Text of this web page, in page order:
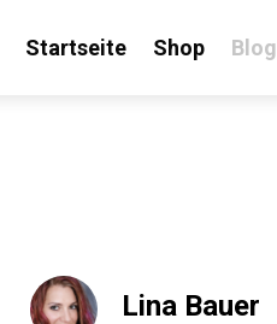
Startseite Shop Blog
Lina Bauer